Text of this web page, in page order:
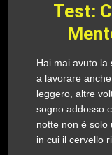
Test:
Hai mai avuto la
a lavorare
leggero, altre
sogno addosso
notte non è solo
in cui il cervello